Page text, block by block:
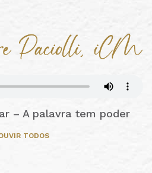
– A palavra tem poder
TODOS